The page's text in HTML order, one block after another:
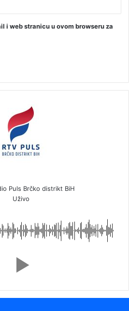
i web stranicu u ovom browseru za
Puls Brčko distrikt BiH
Uživo